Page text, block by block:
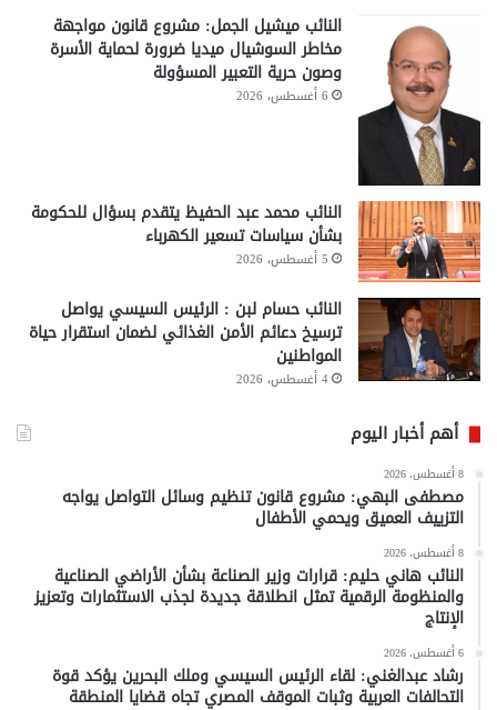
النائب ميشيل الجمل: مشروع قانون مواجهة
مخاطر السوشيال ميديا ضرورة لحماية الأسرة
وصون حرية التعبير المسؤولة
6 أغسطس، 2026
النائب محمد عبد الحفيظ يتقدم بسؤال للحكومة
بشأن سياسات تسعير الكهرباء
5 أغسطس، 2026
النائب حسام لبن : الرئيس السيسي يواصل
ترسيخ دعائم الأمن الغذائي لضمان استقرار حياة
المواطنين
4 أغسطس، 2026
أهم أخبار اليوم
8 أغسطس، 2026
مصطفى البهي: مشروع قانون تنظيم وسائل التواصل يواجه
التزييف العميق ويحمي الأطفال
8 أغسطس، 2026
النائب هاني حليم: قرارات وزير الصناعة بشأن الأراضي الصناعية
والمنظومة الرقمية تمثل انطلاقة جديدة لجذب الاستثمارات وتعزيز
الإنتاج
6 أغسطس، 2026
رشاد عبدالغني: لقاء الرئيس السيسي وملك البحرين يؤكد قوة
التحالفات العربية وثبات الموقف المصري تجاه قضايا المنطقة